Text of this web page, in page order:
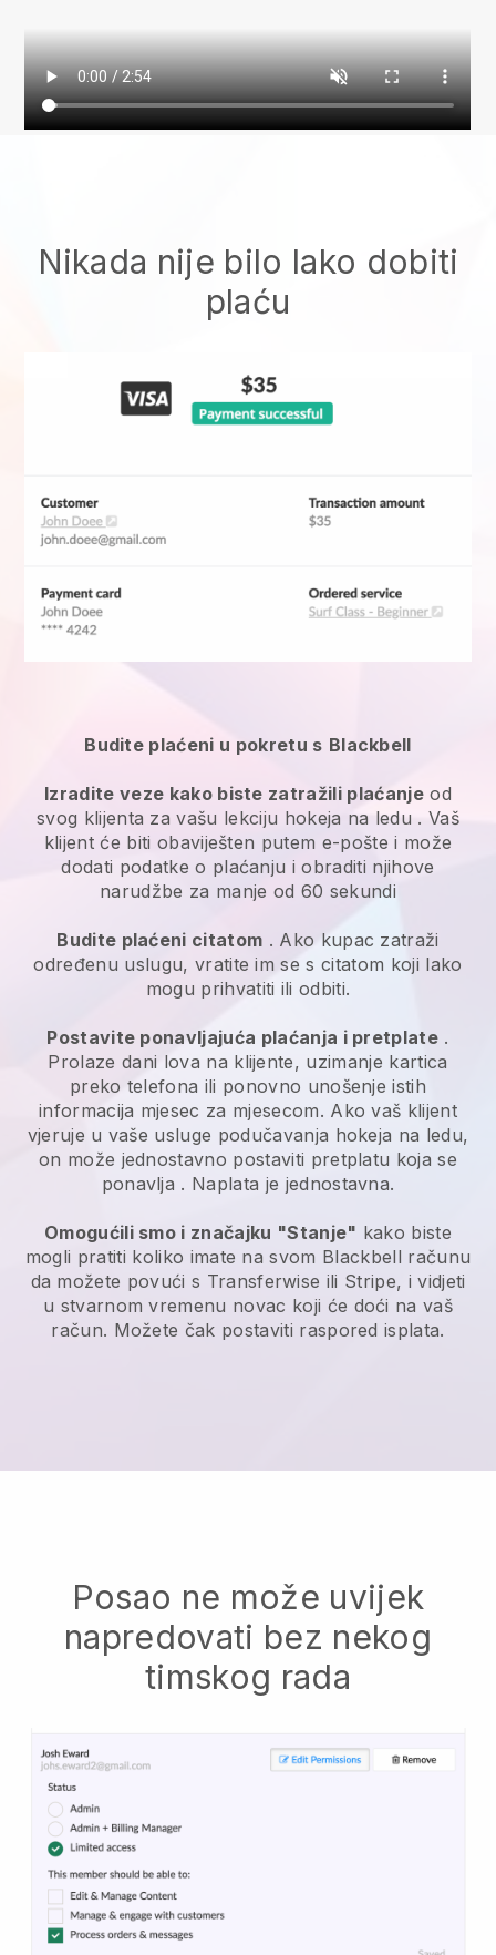
Nikada nije bilo lako dobiti
plaću
Budite plaćeni u pokretu s Blackbell
Izradite veze kako biste zatražili plaćanjeod
svog klijenta za vašu lekciju hokeja na ledu . Vaš
klijent će biti obaviješten putem e-pošte i može
dodati podatke o plaćanju i obraditi njihove
narudžbe za manje od 60 sekundi
Budite plaćeni citatom . Ako kupac zatraži
određenu uslugu, vratite im se s citatom koji lako
mogu prihvatiti ili odbiti.
Postavite ponavljajuća plaćanja i pretplate .
Prolaze dani lova na klijente, uzimanje kartica
preko telefona ili ponovno unošenje istih
informacija mjesec za mjesecom. Ako vaš klijent
vjeruje u vaše usluge podučavanja hokeja na ledu,
on može jednostavno postaviti pretplatu koja se
ponavlja . Naplata je jednostavna.
Omogućili smo i značajku "Stanje" kako biste
mogli pratiti koliko imate na svom Blackbell računu
da možete povući s Transferwise ili Stripe, i vidjeti
u stvarnom vremenu novac koji će doći na vaš
račun. Možete čak postaviti raspored isplata.
Posao ne može uvijek
napredovati bez nekog
timskog rada